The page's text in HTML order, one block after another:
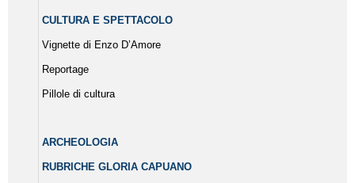
CULTURA E SPETTACOLO
Vignette di Enzo D’Amore
Reportage
Pillole di cultura
ARCHEOLOGIA
RUBRICHE GLORIA CAPUANO